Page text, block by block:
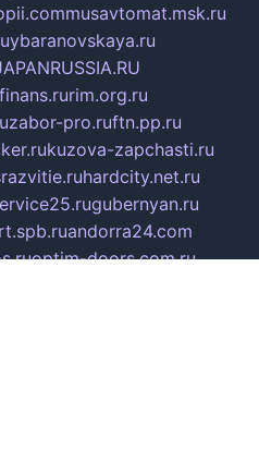
musavtomat.msk.ru
ybaranovskaya.ru
rim.org.ru
zabor-pro.ruftn.pp.ru
kuzova-zapchasti.ru
hardcity.net.ru
gubernyan.ru
andorra24.com
optim-doors.com.ru